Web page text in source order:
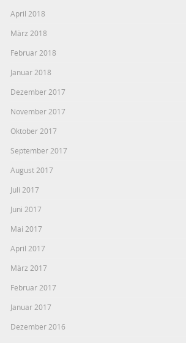
April 2018
März 2018
Februar 2018
Januar 2018
Dezember 2017
November 2017
Oktober 2017
September 2017
August 2017
Juli 2017
Juni 2017
Mai 2017
April 2017
März 2017
Februar 2017
Januar 2017
Dezember 2016